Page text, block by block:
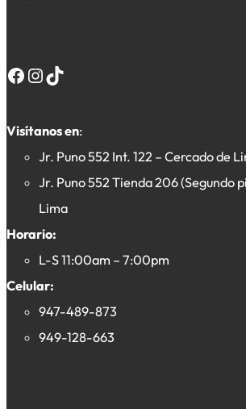
Facebook InstagramTikTok
Visítanos en:
Jr. Puno 552 Int. 122 – Cercado de
Jr. Puno 552 Tienda 206 (Segundo
Lima
Horario:
L-S 11:00am – 7:00pm
Celular:
947-489-873
949-128-663